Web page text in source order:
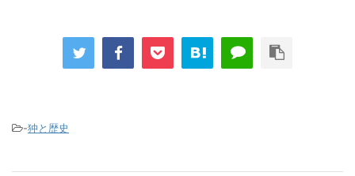
-狆と歴史